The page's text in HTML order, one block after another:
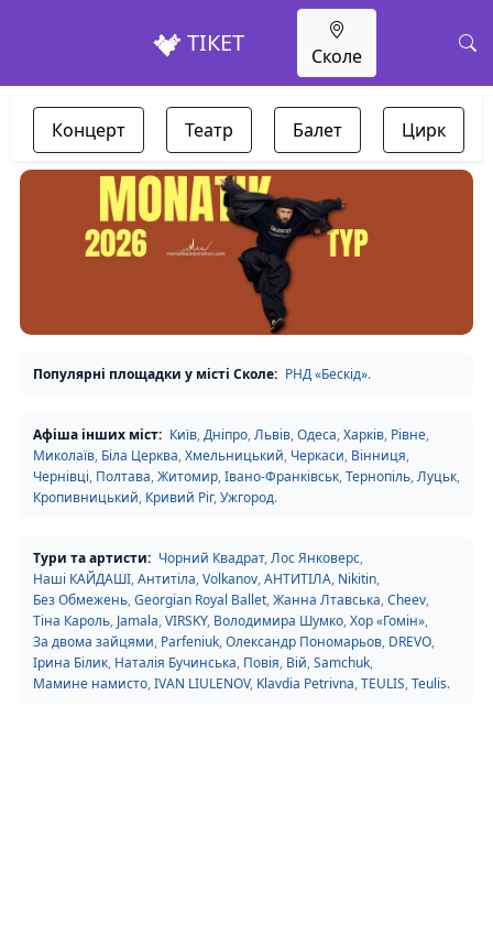
ТІКЕТ Сколе
Концерт Театр Балет Цирк
Популярні площадки у місті Сколе: РНД «Бескід».
Афіша інших міст: Київ,Дніпро,Львів,Одеса,Харків, Рівне,
Миколаїв, Біла Церква,Хмельницький, Черкаси, Вінниця,
Чернівці, Полтава,Житомир,Івано-Франківськ,Тернопіль,Луцьк,
Кропивницький, Кривий Ріг,Ужгород.
Тури та артисти: Чорний Квадрат,Лос Янковерс,
Наші КАЙДАШІ,Антитіла,Volkanov,АНТИТІЛА, Nikitin,
Без Обмежень,Georgian Royal Ballet,Жанна Лтавська,Cheev,
Тіна Кароль, Jamala,VIRSKY, Володимира Шумко,Хор «Гомін»,
За двома зайцями, Parfeniuk,Олександр Пономарьов, DREVO,
Ірина Білик, Наталія Бучинська, Повія, Вій,Samchuk,
Мамине намисто,IVAN LIULENOV, Klavdia Petrivna,TEULIS,Teulis.